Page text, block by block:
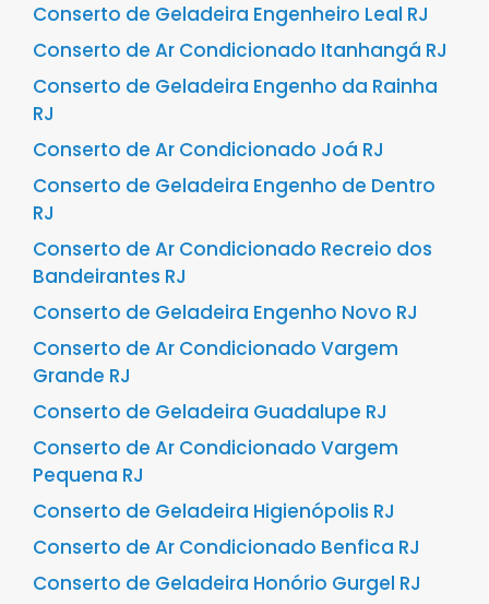
Conserto de Geladeira Engenheiro Leal RJ
Conserto de Ar Condicionado Itanhangá RJ
Conserto de Geladeira Engenho da Rainha
RJ
Conserto de Ar Condicionado Joá RJ
Conserto de Geladeira Engenho de Dentro
RJ
Conserto de Ar Condicionado Recreio dos
Bandeirantes RJ
Conserto de Geladeira Engenho Novo RJ
Conserto de Ar Condicionado Vargem
Grande RJ
Conserto de Geladeira Guadalupe RJ
Conserto de Ar Condicionado Vargem
Pequena RJ
Conserto de Geladeira Higienópolis RJ
Conserto de Ar Condicionado Benfica RJ
Conserto de Geladeira Honório Gurgel RJ